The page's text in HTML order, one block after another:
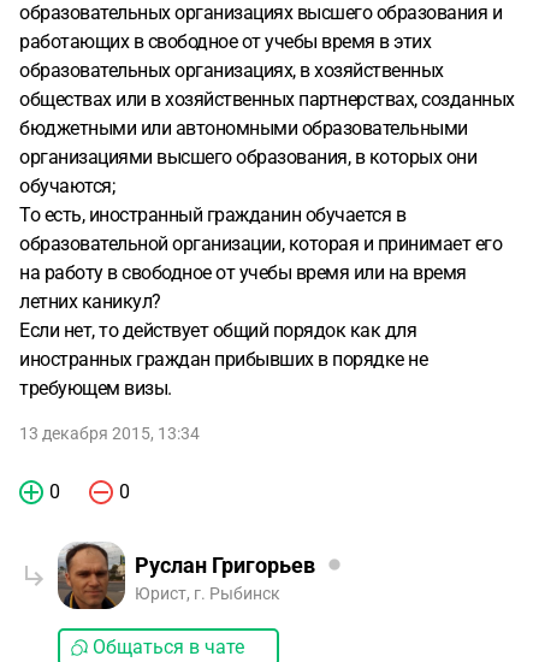
образовательных организациях высшего образования и
работающих в свободное от учебы время в этих
образовательных организациях, в хозяйственных
обществах или в хозяйственных партнерствах, созданных
бюджетными или автономными образовательными
организациями высшего образования, в которых они
обучаются;
То есть, иностранный гражданин обучается в
образовательной организации, которая и принимает его
на работу в свободное от учебы время или на время
летних каникул?
Если нет, то действует общий порядок как для
иностранных граждан прибывших в порядке не
требующем визы.
13 декабря 2015, 13:34
0 0
Руслан Григорьев
Юрист, г. Рыбинск
Общаться в чате